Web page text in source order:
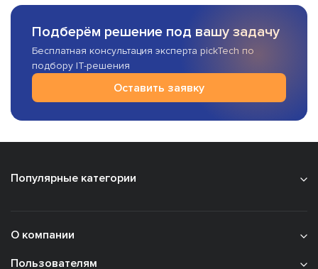
Подберём решение под вашу задачу
Бесплатная консультация эксперта pickTech по
подбору IT-решения
Оставить заявку
Популярные категории
О компании
Пользователям